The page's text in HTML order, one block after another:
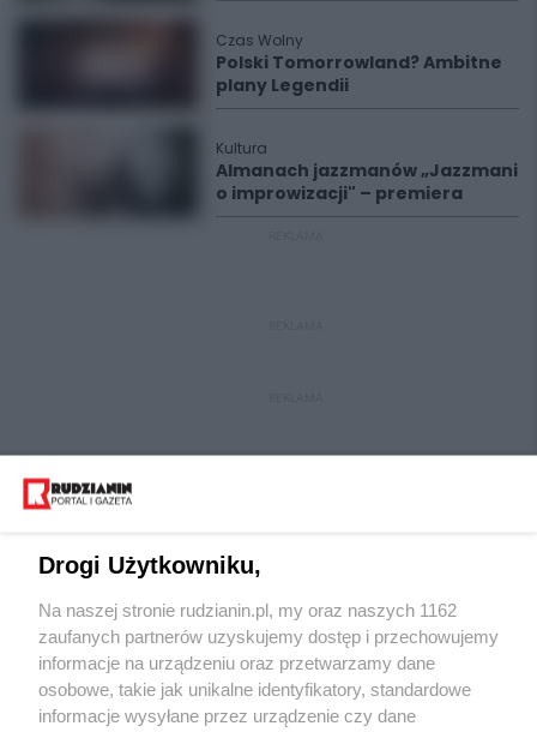
Czas Wolny
Polski Tomorrowland? Ambitne
plany Legendii
Kultura
Almanach jazzmanów „Jazzmani
o improwizacji" – premiera
Wydawca mediów lokalnych
Drogi Użytkowniku,
Na naszej stronie rudzianin.pl, my oraz naszych 1162
zaufanych partnerów uzyskujemy dostęp i przechowujemy
informacje na urządzeniu oraz przetwarzamy dane
osobowe, takie jak unikalne identyfikatory, standardowe
informacje wysyłane przez urządzenie czy dane